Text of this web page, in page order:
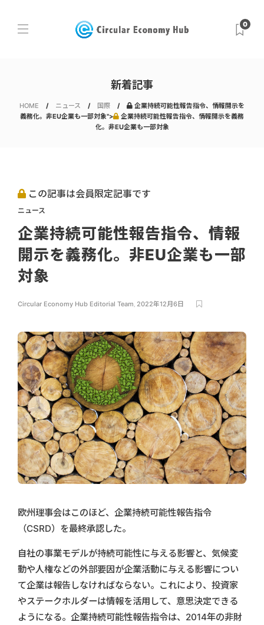
0
新着記事
HOME ニュース 国際
企業持続可能性報告指令、情報開示を
義務化。非EU企業も一部対象">
企業持続可能性報告指令、情報開示を義務
化。非EU企業も一部対象
この記事は会員限定記事です
ニュース
企業持続可能性報告指令、情報
開示を義務化。非EU企業も一部
対象
Circular Economy Hub Editorial Team, 2022年12月6日
欧州理事会はこのほど、企業持続可能性報告指令
（CSRD）を最終承認した。
自社の事業モデルが持続可能性に与える影響と、気候変
動や人権などの外部要因が企業活動に与える影響につい
て企業は報告しなければならない。これにより、投資家
やステークホルダーは情報を活用して、意思決定できる
ようになる。企業持続可能性報告指令は、2014年の非財